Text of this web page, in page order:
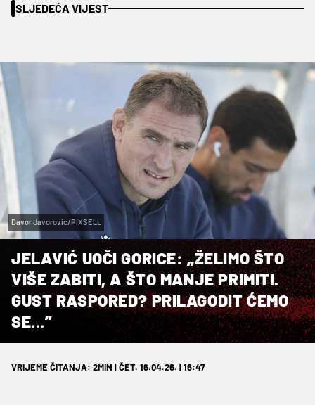
SLJEDEĆA VIJEST
Davor Javorovic/PIXSELL
JELAVIĆ UOČI GORICE: „ŽELIMO ŠTO
VIŠE ZABITI, A ŠTO MANJE PRIMITI.
GUST RASPORED? PRILAGODIT ĆEMO
SE...”
VRIJEME ČITANJA: 2MIN | ČET. 16.04.26. | 16:47